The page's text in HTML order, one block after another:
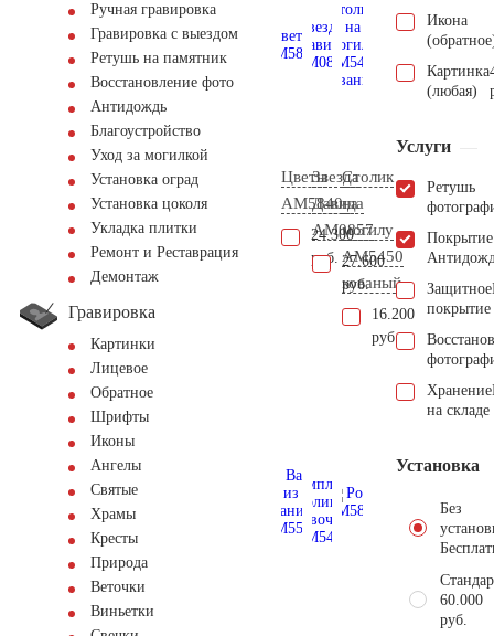
Ручная гравировка
Гравировка с выездом
Ретушь на памятник
Восстановление фото
Антидождь
Благоустройство
Уход за могилкой
Установка оград
Установка цоколя
Укладка плитки
Ремонт и Реставрация
Демонтаж
Гравировка
Картинки
Лицевое
Обратное
Шрифты
Иконы
Ангелы
Святые
Храмы
Кресты
Природа
Веточки
Виньетки
Цветы
AM5840
24.300
руб.
Звезда
Давида
AM0857
27.600
руб.
Столик
на
могилу
AM5450
кованый
16.200
руб.
Икона
Картинка
(любая)
Услуги
Ретушь
Покрытие
Защитное
покрытие
Хранение
на складе
Установка
Без
60.000
руб.